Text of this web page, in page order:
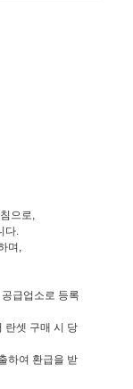
으로,
다.
며,
급업소로 등록
란셋 구매 시 당
하여 환급을 받